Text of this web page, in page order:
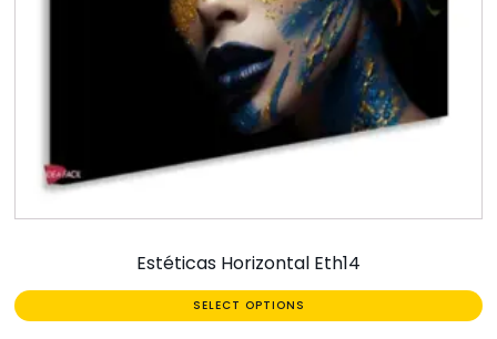
Estéticas Horizontal Eth14
SELECT OPTIONS